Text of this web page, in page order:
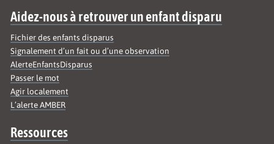
Aidez-nous à retrouver un enfant disparu
Fichier des enfants disparus
Signalement d’un fait ou d’une observation
AlerteEnfantsDisparus
Passer le mot
Agir localement
L’alerte AMBER
Ressources